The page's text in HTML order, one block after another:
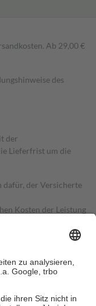
Ab 29,00 €
des
der
Lieferfrist um die
dafür, der Versicherte
Kosten der Leistung